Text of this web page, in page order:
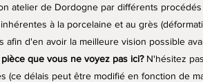
atelier de Dordogne par différents procédés
à la porcelaine et au grès
d'en avoir la meilleure vision possible
que vous ne voyez pas ici?N'hésitez
(ce délais peut être modifié en fonction de